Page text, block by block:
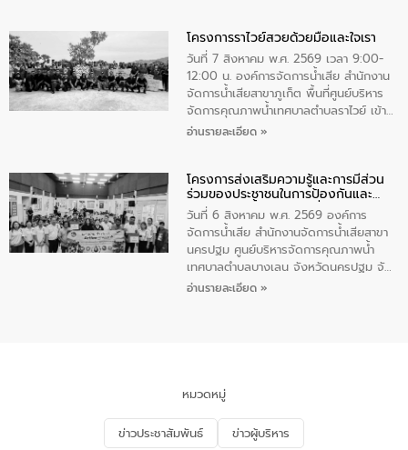
ทองคำและประกาศเกียรติคุณให้แก่ กำนัน
ผู้ใหญ่บ้านยอดเยี่ยม พร้อมกล่าวชื่นชม ให้
โอวาท และมอบนโยบาย
โครงการราไวย์สวยด้วยมือและใจเรา
วันที่ 7 สิงหาคม พ.ศ. 2569 เวลา 9:00-
12:00 น. องค์การจัดการน้ำเสีย สำนักงาน
จัดการน้ำเสียสาขาภูเก็ต พื้นที่ศูนย์บริหาร
จัดการคุณภาพน้ำเทศบาลตำบลราไวย์ เข้า
ร่วมโครงการราไวย์สวยด้วยมือและใจเรา
ประชาชน ตัวแทนจากโรงแรมต่างๆ ในเขต
เทศบาลตำบลราไวย์ ศูนย์บริหารจัดการ
คุณภาพน้ำเทศบาลตำบลราไวย์ นำโดยนาย
น้อย แก้วเศษ ผู้จัดการสำนักงานจัดการน้ำ
เสียสาขาภูเก็ต พร้อมด้วยเจ้าหน้าที่ จำนวน
5 คน ร่วมทำกิจกรรม ทำความสะอาด
ชายหาดและแหล่งท่องเที่ยว ณ บริเวณ
อ่านรายละเอียด »
โครงการส่งเสริมความรู้และการมีส่วน
ร่วมของประชาชนในการป้องกันและ
แก้ไขปัญหาน้ำเสียอย่างยั่งยืน
วันที่ 6 สิงหาคม พ.ศ. 2569 องค์การ
จัดการน้ำเสีย สำนักงานจัดการน้ำเสียสาขา
นครปฐม ศูนย์บริหารจัดการคุณภาพน้ำ
เทศบาลตำบลบางเลน จังหวัดนครปฐม จัด
กิจกรรมภายใต้โครงการส่งเสริมความรู้และ
จัดการน้ำเสียและสร้างจิตสำนึกในการ
อนุรักษ์สิ่งแวดล้อม ในหัวข้อ “น้ำเสียชุมชน
และการบำบัดน้ำเสียเบื้องต้น” โดยให้ความรู้
เกี่ยวกับสาเหตุและผลกระทบของน้ำเสีย
อ่านรายละเอียด »
หมวดหมู่
ข่าวประชาสัมพันธ์ ข่าวผู้บริหาร